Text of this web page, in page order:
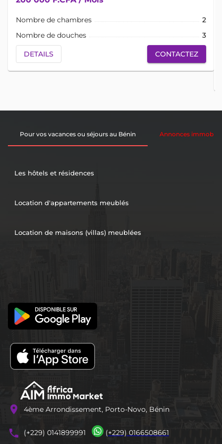
Nombre de chambres
2
Nombre de douches
3
DETAILS CONTACTEZ
Pour vos vacances ou séjours au Bénin Annonces
Les hôtels et résidences
Location d'appartements meublés
Location de maisons (villas) meublées
location_on 4ème Arrondissement, Porto-Novo, Bénin
phones(+229) 0141899991 (+229) 0166508661